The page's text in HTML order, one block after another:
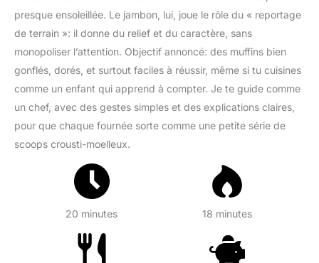
presque ensoleillée. Le jambon, lui, joue le rôle du « reportage
de terrain »: il donne du relief et du caractère, sans
monopoliser l’attention. Objectif annoncé: des muffins bien
gonflés, dorés, et surtout faciles à réussir, même si tu cuisines
comme un enfant qui apprend à compter. Je te guide comme
un chef, avec des gestes simples et des explications claires,
pour que chaque fournée sorte comme une petite série de
scoops crousti-moelleux.
20 minutes 18 minutes